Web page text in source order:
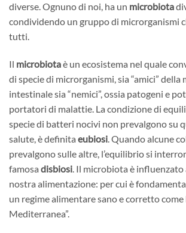
diverse. Ognuno di noi, ha un microbiota
condividendo un gruppo di microrganismi
tutti.
Il microbiotaè un ecosistema nel quale
di specie di microrganismi, sia “amici” della
intestinale sia “nemici”, ossia patogeni e
portatori di malattie. La condizione di
specie di batteri nocivi non prevalgono su
salute, è definita eubiosi. Quando alcune
prevalgono sulle altre, l’equilibrio si
famosa disbiosi. Il microbiota è influenzato
nostra alimentazione: per cui è
un regime alimentare sano e corretto come
Mediterranea”.